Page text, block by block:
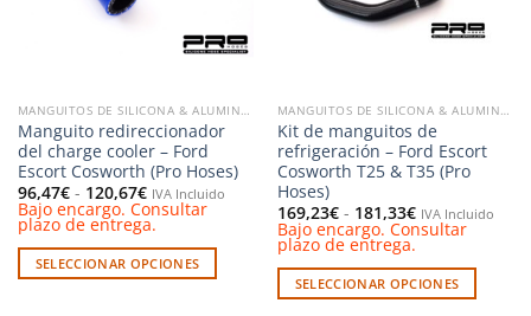
página
de
producto
pueden
página
de
producto
MANGUITOS DE SILICONA & ALUMINIO
Manguito redireccionador
del charge cooler – Ford
Escort Cosworth (Pro Hoses)
96,47€ - 120,67€Rango
de
precios:
desde
96,47€
hasta
120,67€
IVA Incluido
Bajo encargo. Consultar
plazo de entrega.
SELECCIONAR OPCIONES
MANGUITOS DE SILICONA & ALUMINIO
Kit de manguitos de
refrigeración – Ford Escort
Cosworth T25 & T35 (Pro
Hoses)
169,23€ - 181,33€Rango
de
precios:
desde
169,23€
hasta
181,33€
IVA Incluido
Bajo encargo. Consultar
plazo de entrega.
SELECCIONAR OPCIONES